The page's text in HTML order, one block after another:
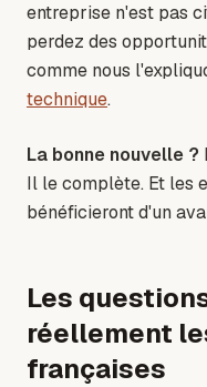
entreprise n'est pas
perdez des
comme nous
technique.
La bonne nouvelle ?
Il le complète. Et les
bénéficieront d'un
Les
réellement
françaises